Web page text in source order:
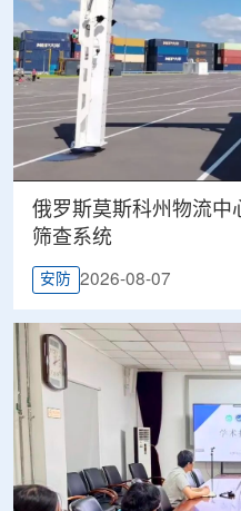
俄罗斯莫斯科州物流中
筛查系统
安防 2026-08-07